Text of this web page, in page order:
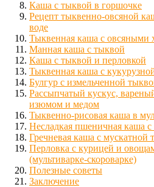
Каша с тыквой в горшочке
Рецепт тыквенно-овсяной
воде
Тыквенная каша с овсяными
Манная каша с тыквой
Каша с тыквой и перловкой
Тыквенная каша с
Булгур с измельченной
Рассыпчатый кускус,
изюмом и медом
Тыквенно-рисовая каша в
Несладкая пшеничная каша
Гречневая каша с мускатной
Перловка с курицей и
(мультиварке-скороварке)
Полезные советы
Заключение